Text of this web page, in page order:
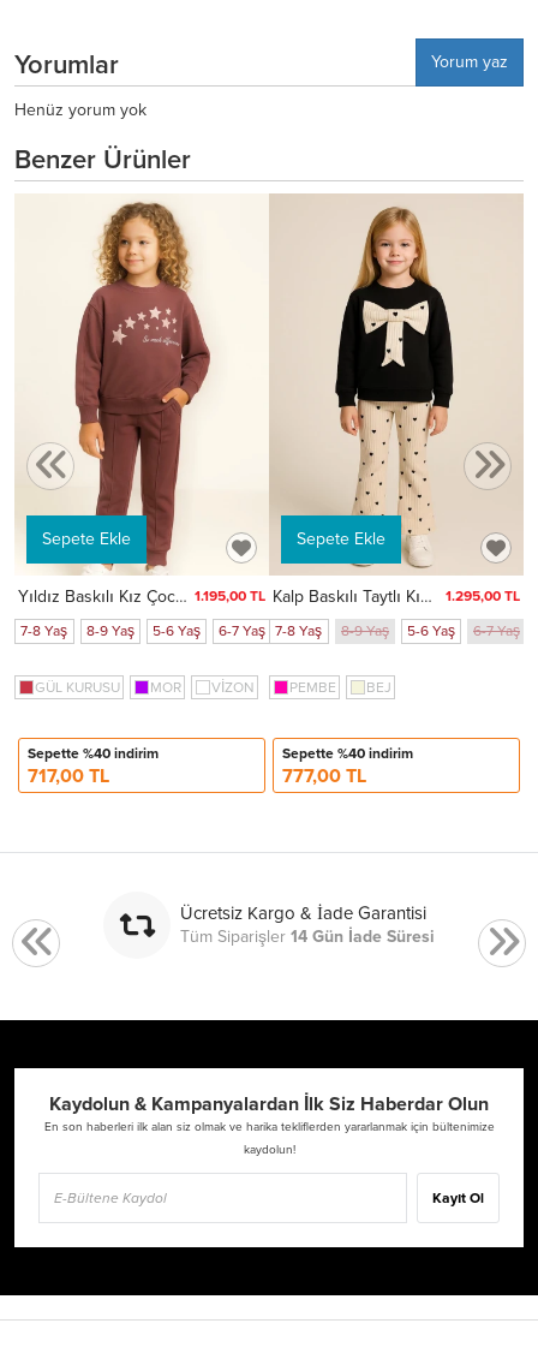
Yorumlar
Yorum yaz
Henüz yorum yok
Benzer Ürünler
6-7 Yaş
Sepete Ekle
Yıldız Baskılı Kız Çocuk Takım 20452 1.195,00 TL
7-8 Yaş
8-9 Yaş 5-6 Yaş 6-7 Yaş
GÜL KURUSU MOR VİZON
Sepette %40 indirim
717,00 TL
Sepete Ekle
Kalp Baskılı Taytlı Kız Çocuk Takım 20454
1.295,00 TL
7-8 Yaş
8-9 Yaş 5-6 Yaş 6-7 Yaş
PEMBE BEJ
Sepette %40 indirim
777,00 TL
Ücretsiz Kargo & İade Garantisi
Tüm Siparişler14 Gün İade Süresi
Kaydolun & Kampanyalardan İlk Siz Haberdar Olun
En son haberleri ilk alan siz olmak ve harika tekliflerden yararlanmak için bültenimize
kaydolun!
Kayıt Ol